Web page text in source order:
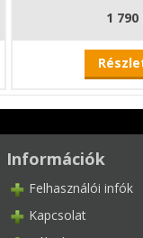
1 790
Információk
Felhasználói infók
Kapcsolat